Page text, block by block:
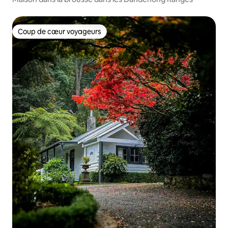
Coup de cœur voyageurs
Coup de cœur voyageurs